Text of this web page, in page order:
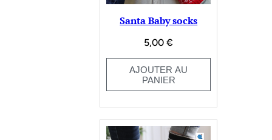
Santa Baby socks
5,00€
AJOUTER AU
PANIER